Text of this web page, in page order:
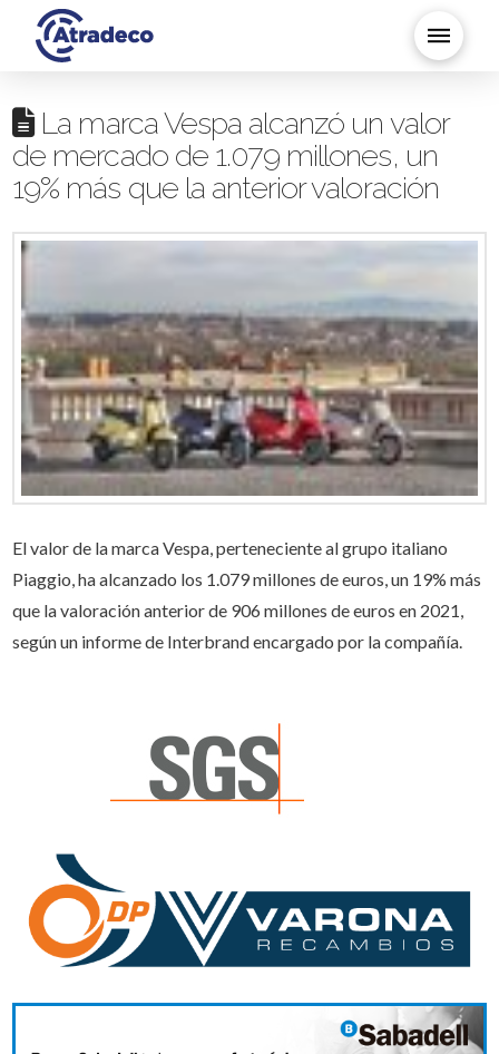
La marca Vespa alcanzó un valor
de mercado de 1.079 millones, un
19% más que la anterior valoración
El valor de la marca Vespa, perteneciente al grupo italiano
Piaggio, ha alcanzado los 1.079 millones de euros, un 19% más
que la valoración anterior de 906 millones de euros en 2021,
según un informe de Interbrand encargado por la compañía.